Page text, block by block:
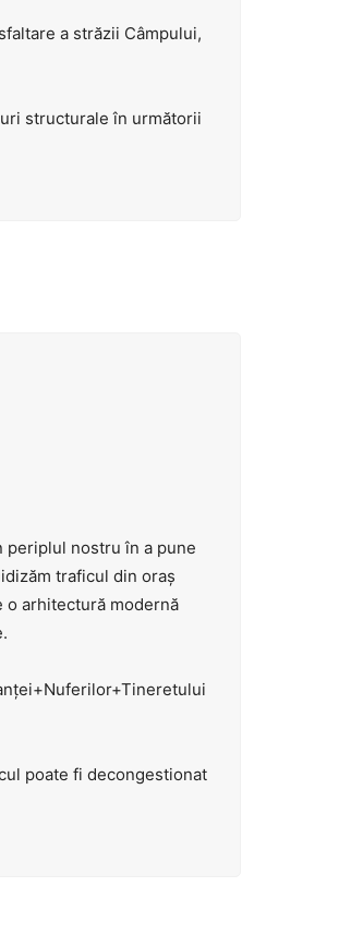
a străzii Câmpului,
structurale în următorii
periplul nostru în a pune
traficul din oraș
o arhitectură modernă
poate fi decongestionat